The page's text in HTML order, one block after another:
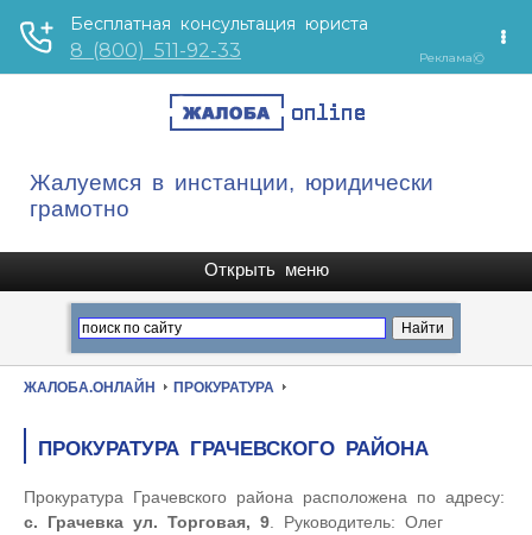
Жалуемся в инстанции, юридически
грамотно
ЖАЛОБА.ОНЛАЙН ПРОКУРАТУРА
ПРОКУРАТУРА ГРАЧЕВСКОГО РАЙОНА
Прокуратура Грачевского района расположена по адресу:
с. Грачевка ул. Торговая, 9 . Руководитель: Олег